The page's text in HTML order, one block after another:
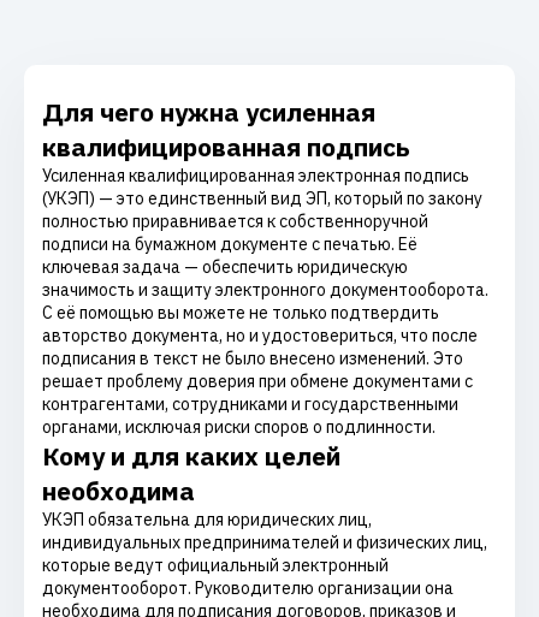
Для чего нужна усиленная
квалифицированная подпись
Усиленная квалифицированная электронная подпись
(УКЭП) — это единственный вид ЭП, который по закону
полностью приравнивается к собственноручной
подписи на бумажном документе с печатью. Её
ключевая задача — обеспечить юридическую
значимость и защиту электронного документооборота.
С её помощью вы можете не только подтвердить
авторство документа, но и удостовериться, что после
подписания в текст не было внесено изменений. Это
решает проблему доверия при обмене документами с
контрагентами, сотрудниками и государственными
органами, исключая риски споров о подлинности.
Кому и для каких целей
необходима
УКЭП обязательна для юридических лиц,
индивидуальных предпринимателей и физических лиц,
которые ведут официальный электронный
документооборот. Руководителю организации она
необходима для подписания договоров, приказов и